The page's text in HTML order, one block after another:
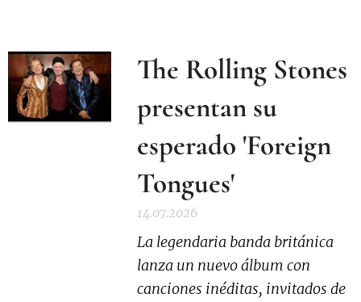
The Rolling Stones
presentan su
esperado 'Foreign
Tongues'
14.07.2026
La legendaria banda británica
lanza un nuevo álbum con
canciones inéditas, invitados de